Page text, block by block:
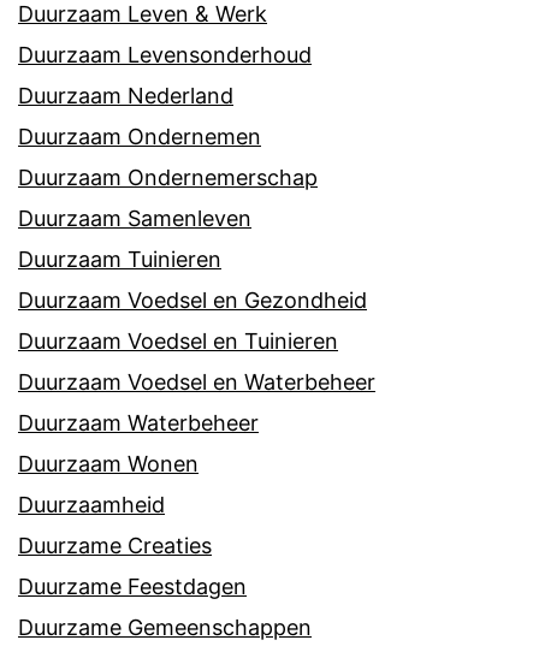
Duurzaam Leven & Werk
Duurzaam Levensonderhoud
Duurzaam Nederland
Duurzaam Ondernemen
Duurzaam Ondernemerschap
Duurzaam Samenleven
Duurzaam Tuinieren
Duurzaam Voedsel en Gezondheid
Duurzaam Voedsel en Tuinieren
Duurzaam Voedsel en Waterbeheer
Duurzaam Waterbeheer
Duurzaam Wonen
Duurzaamheid
Duurzame Creaties
Duurzame Feestdagen
Duurzame Gemeenschappen